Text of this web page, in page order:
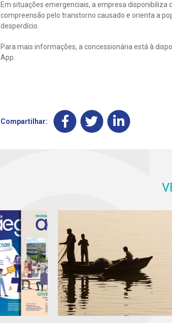
Em situações emergenciais, a empresa
compreensão pelo transtorno causado e orienta a
desperdício.
Para mais informações, a concessionária está à
App.
Compartilhar: